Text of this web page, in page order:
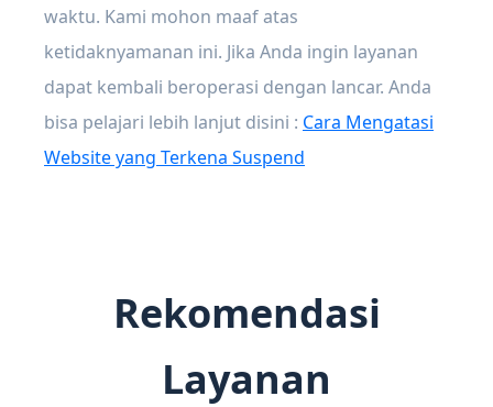
waktu. Kami mohon maaf atas
ketidaknyamanan ini. Jika Anda ingin layanan
dapat kembali beroperasi dengan lancar. Anda
bisa pelajari lebih lanjut disini : Cara Mengatasi
Website yang Terkena Suspend
Rekomendasi
Layanan